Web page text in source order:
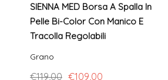
SIENNA MED Borsa A Spalla In
Pelle Bi-Color Con Manico E
Tracolla Regolabili
Grano
€119,00 €109,00